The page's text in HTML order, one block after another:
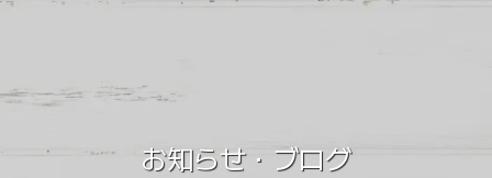
お知らせ・ブログ